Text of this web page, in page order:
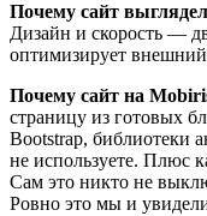
Почему сайт
Дизайн и скорость —
оптимизирует
Почему сайт на
страницу из готовых
Bootstrap, библиотеки
не используете. Плюс
Сам это никто не
Ровно это мы и